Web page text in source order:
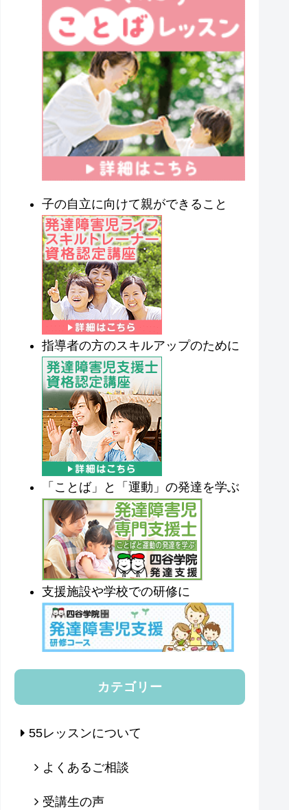
子の自立に向けて親ができること
指導者の方のスキルアップのために
「ことば」と「運動」の発達を学ぶ
支援施設や学校での研修に
カテゴリー
55レッスンについて
よくあるご相談
受講生の声